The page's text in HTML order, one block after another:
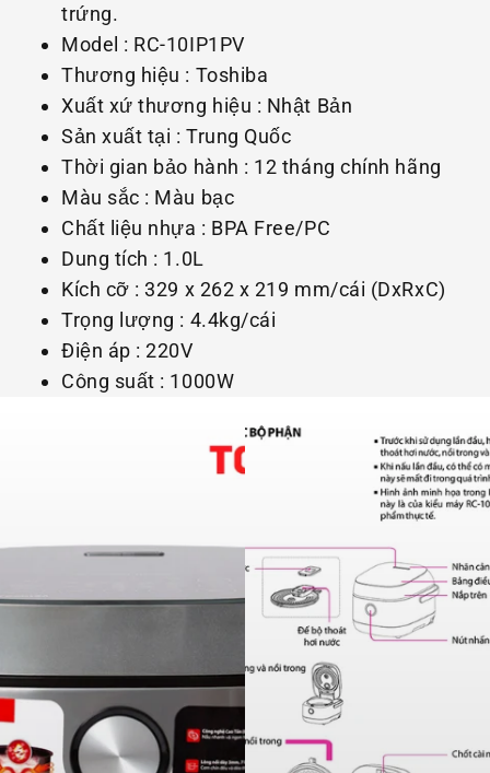
trứng.
Model : RC-10IP1PV
Thương hiệu : Toshiba
Xuất xứ thương hiệu : Nhật Bản
Sản xuất tại : Trung Quốc
Thời gian bảo hành : 12 tháng chính hãng
Màu sắc : Màu bạc
Chất liệu nhựa : BPA Free/PC
Dung tích : 1.0L
Kích cỡ : 329 x 262 x 219 mm/cái (DxRxC)
Trọng lượng : 4.4kg/cái
Điện áp : 220V
Công suất : 1000W